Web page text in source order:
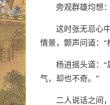
旁观群雄均想
这时张无忌心
情景，颤声问道：
杨逍摇头道：“
气，却也不奇。”
二人说话之间